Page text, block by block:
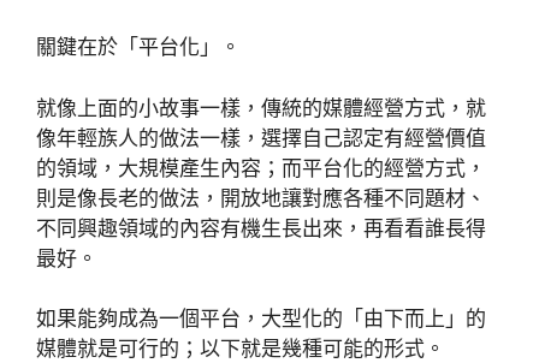
關鍵在於「平台化」。
就像上面的小故事一樣，傳統的媒體經營方式，就
像年輕族人的做法一樣，選擇自己認定有經營價值
的領域，大規模產生內容；而平台化的經營方式，
則是像長老的做法，開放地讓對應各種不同題材、
不同興趣領域的內容有機生長出來，再看看誰長得
最好。
如果能夠成為一個平台，大型化的「由下而上」的
媒體就是可行的；以下就是幾種可能的形式。